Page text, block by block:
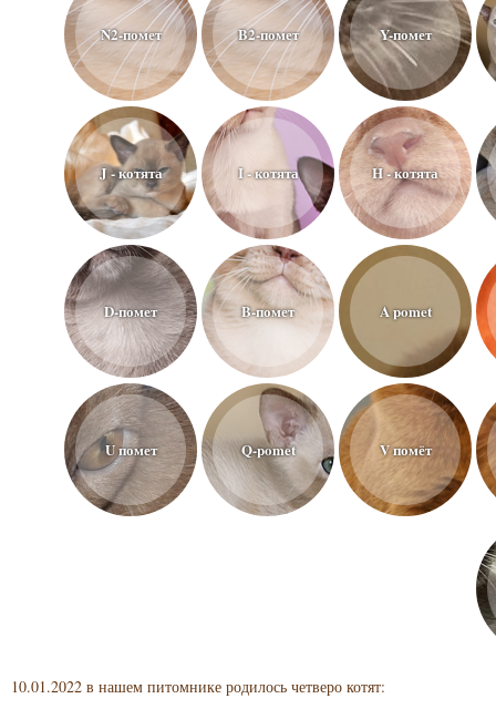
N2-помет B2-помет Y-помет
J - котята I - котята H - котята
D-помет B-помет A pomet
U помет Q-pomet V помёт
10.01.2022 в нашем питомнике родилось четверо котят: